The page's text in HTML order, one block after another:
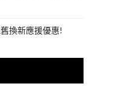
換新應援優惠!